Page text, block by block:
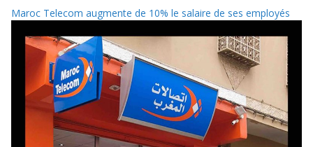
Maroc Telecom augmente de 10% le salaire de ses employés